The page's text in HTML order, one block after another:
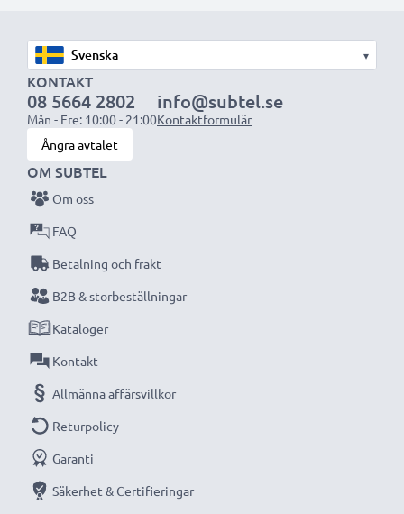
att sticka ut något under den bärbara datorn, eller på
dess baksida, men lämpar sig ändå för användning då
det har utformats för att vara kompatibelt med
datorns batteriutrymme.
Välj CELLONIC och kompromissa aldrig med
kvaliteten. Beställ nu!
▾
KONTAKT
08 5664 2802
Mån - Fre: 10:00 - 21:00
info@subtel.se
Kontaktformulär
Ångra avtalet
OM SUBTEL
Om oss
FAQ
Betalning och frakt
B2B & storbeställningar
Kataloger
Kontakt
Allmänna affärsvillkor
Returpolicy
Garanti
Säkerhet & Certifieringar